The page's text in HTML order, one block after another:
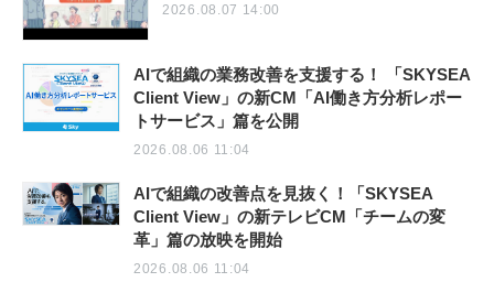
2026.08.07 14:00
AIで組織の業務改善を支援する！ 「SKYSEA
Client View」の新CM「AI働き方分析レポー
トサービス」篇を公開
2026.08.06 11:04
AIで組織の改善点を見抜く！「SKYSEA
Client View」の新テレビCM「チームの変
革」篇の放映を開始
2026.08.06 11:04